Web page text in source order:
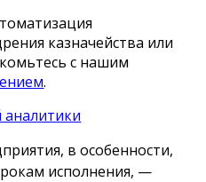
казначейства или
с нашим
.
в особенности,
исполнения, —